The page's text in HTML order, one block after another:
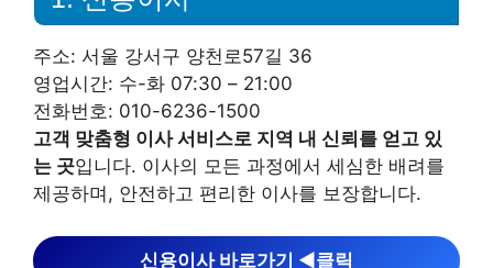
주소: 서울 강서구 양천로57길 36
영업시간: 수-화 07:30 – 21:00
전화번호: 010-6236-1500
고객 맞춤형 이사 서비스로 지역 내 신뢰를 얻고 있
는 곳입니다. 이사의 모든 과정에서 세심한 배려를
제공하며, 안전하고 편리한 이사를 보장합니다.
신용이사 바로가기 ◀︎클릭